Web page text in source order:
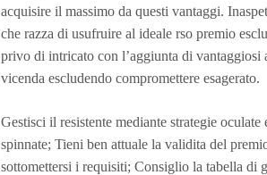
acquisire il massimo da questi vantaggi.
che razza di usufruire al ideale rso premio
privo di intricato con l’aggiunta di vantaggiosi
vicenda escludendo compromettere esagerato.
Gestisci il resistente mediante strategie
spinnate; Tieni ben attuale la validita del
sottomettersi i requisiti; Consiglio la tabella